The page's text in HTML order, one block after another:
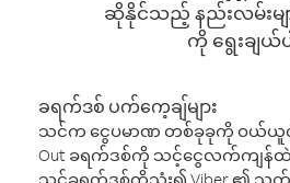
ဆိုနိုင်သည့် နည်းလမ်းမ
ကို ရွေးချယ်ပ
ခရက်ဒစ် ပက်ကေ့ချ်များ
သင်က ငွေပမာဏ တစ်ခုခုကို ဝယ်ယူ
Out ခရက်ဒစ်ကို သင့်ငွေလက်ကျန်